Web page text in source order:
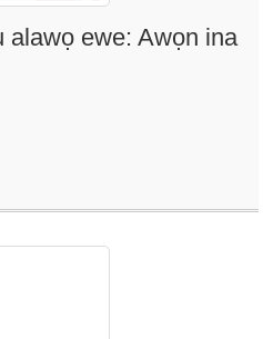
alawọ ewe: Awọn ina